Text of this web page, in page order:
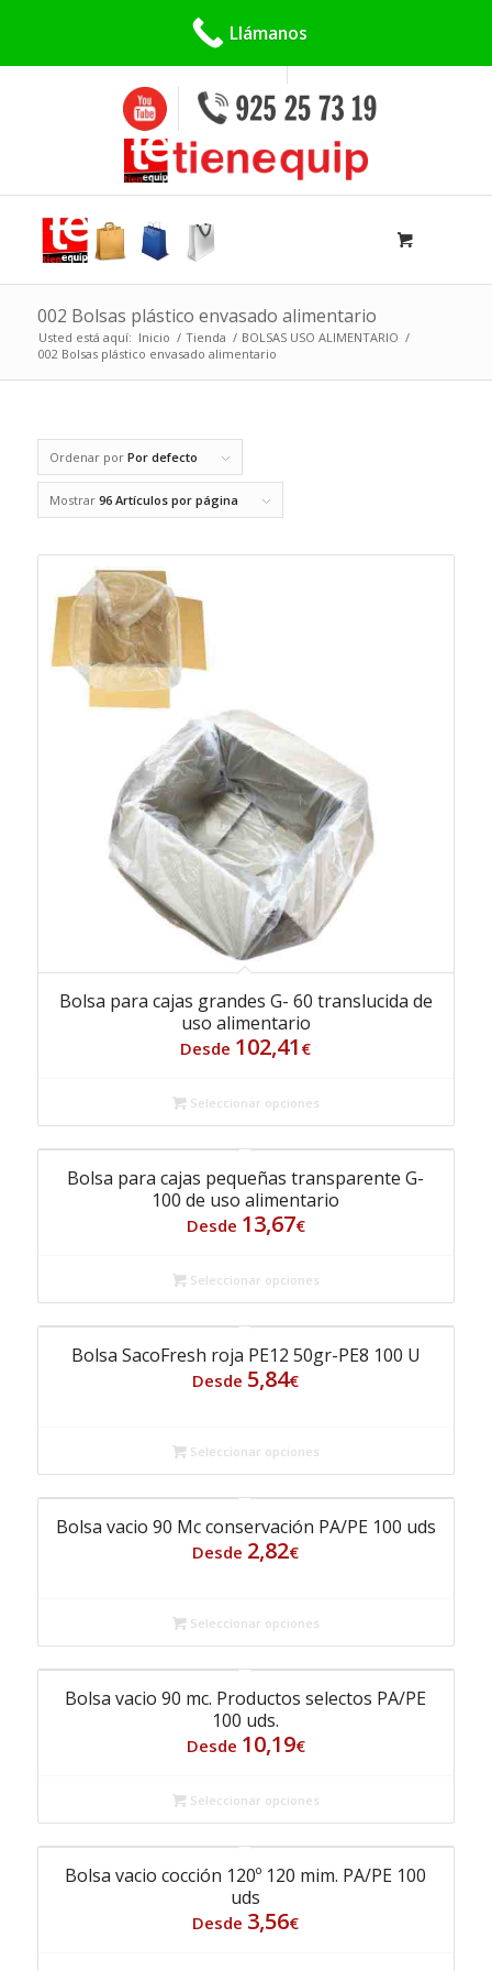
002 Bolsas plástico envasado alimentario
Usted está aquí: Inicio / Tienda / BOLSAS USO ALIMENTARIO /
002 Bolsas plástico envasado alimentario
Ordenar por Por defecto
Mostrar 96 Artículos por página
Bolsa para cajas grandes G- 60 translucida de
uso alimentario
Desde 102,41 €
Seleccionar opciones
Bolsa para cajas pequeñas transparente G-
100 de uso alimentario
Desde 13,67€
Seleccionar opciones
Bolsa SacoFresh roja PE12 50gr-PE8 100 U
Desde 5,84€
Seleccionar opciones
Bolsa vacio 90 Mc conservación PA/PE 100 uds
Desde 2,82€
Seleccionar opciones
Bolsa vacio 90 mc. Productos selectos PA/PE
100 uds.
Desde 10,19€
Seleccionar opciones
Bolsa vacio cocción 120º 120 mim. PA/PE 100
uds
Desde 3,56€
Llámanos